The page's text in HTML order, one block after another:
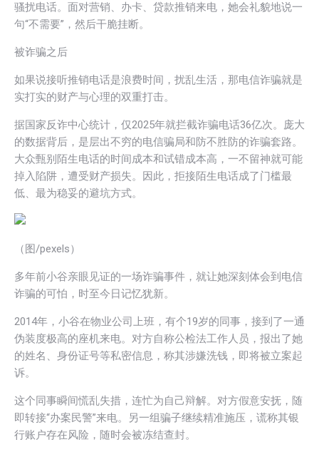
骚扰电话。面对营销、办卡、贷款推销来电，她会礼貌地说一
句“不需要”，然后干脆挂断。
被诈骗之后
如果说接听推销电话是浪费时间，扰乱生活，那电信诈骗就是
实打实的财产与心理的双重打击。
据国家反诈中心统计，仅2025年就拦截诈骗电话36亿次。庞大
的数据背后，是层出不穷的电信骗局和防不胜防的诈骗套路。
大众甄别陌生电话的时间成本和试错成本高，一不留神就可能
掉入陷阱，遭受财产损失。因此，拒接陌生电话成了门槛最
低、最为稳妥的避坑方式。
（图/pexels）
多年前小谷亲眼见证的一场诈骗事件，就让她深刻体会到电信
诈骗的可怕，时至今日记忆犹新。
2014年，小谷在物业公司上班，有个19岁的同事，接到了一通
伪装度极高的座机来电。对方自称公检法工作人员，报出了她
的姓名、身份证号等私密信息，称其涉嫌洗钱，即将被立案起
诉。
这个同事瞬间慌乱失措，连忙为自己辩解。对方假意安抚，随
即转接“办案民警”来电。另一组骗子继续精准施压，谎称其银
行账户存在风险，随时会被冻结查封。